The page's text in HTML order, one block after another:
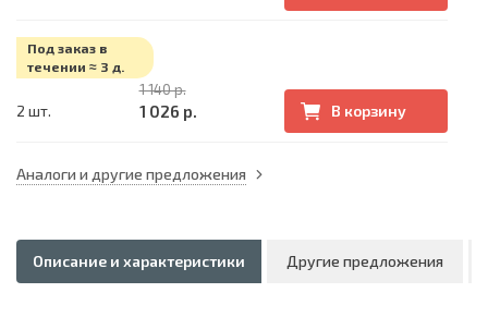
Под заказ в
течении ≈ 3 д.
2 шт.
1 140 р.
1 026 р. В корзину
Аналоги и другие предложения
Описание и характеристики Другие предложения